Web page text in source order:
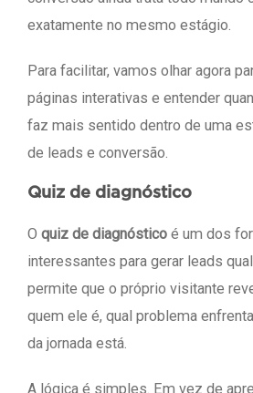
exatamente no mesmo estágio.
Para facilitar, vamos olhar agora
páginas interativas e entender
faz mais sentido dentro de uma
de leads e conversão.
Quiz de diagnóstico
O quiz de diagnóstico é um dos
interessantes para gerar leads
permite que o próprio visitante
quem ele é, qual problema
da jornada está.
A lógica é simples. Em vez de